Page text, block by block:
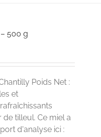
500 g
Poids Net :
et
tilleul. Ce miel a
d'analyse ici :